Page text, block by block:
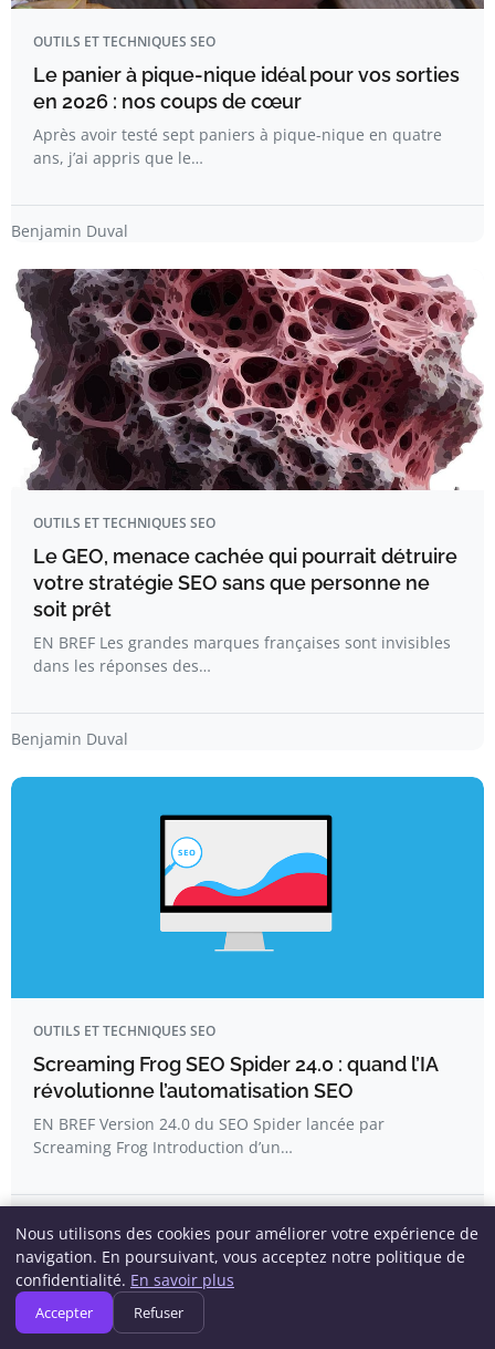
OUTILS ET TECHNIQUES SEO
Le panier à pique-nique idéal pour vos sorties
en 2026 : nos coups de cœur
Après avoir testé sept paniers à pique-nique en quatre
ans, j’ai appris que le…
Benjamin Duval
OUTILS ET TECHNIQUES SEO
Le GEO, menace cachée qui pourrait détruire
votre stratégie SEO sans que personne ne
soit prêt
EN BREF Les grandes marques françaises sont invisibles
dans les réponses des…
Benjamin Duval
OUTILS ET TECHNIQUES SEO
Screaming Frog SEO Spider 24.0 : quand l’IA
révolutionne l’automatisation SEO
EN BREF Version 24.0 du SEO Spider lancée par
Screaming Frog Introduction d’un…
Nous utilisons des cookies pour améliorer votre expérience de
navigation. En poursuivant, vous acceptez notre politique de
confidentialité. En savoir plus
Accepter Refuser